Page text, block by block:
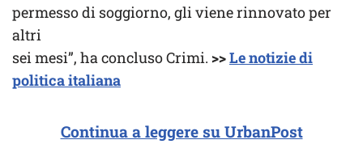
permesso di soggiorno, gli viene rinnovato per
altri
sei mesi”, ha concluso Crimi. >>Le notizie di
politica italiana
Continua a leggere su UrbanPost